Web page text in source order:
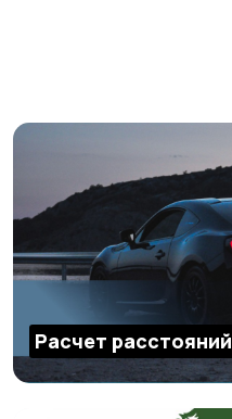
Расчет расстояний